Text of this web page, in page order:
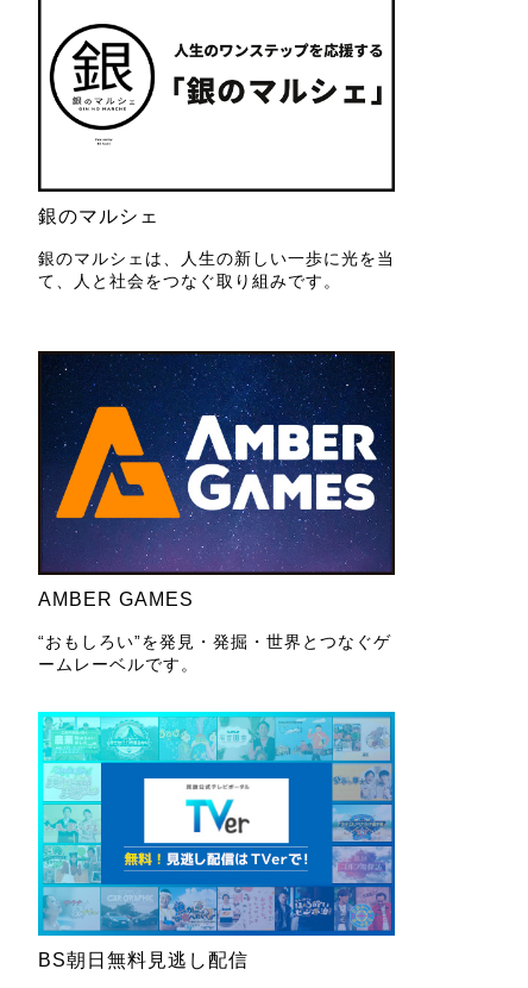
銀のマルシェ
銀のマルシェは、人生の新しい一歩に光を当
て、人と社会をつなぐ取り組みです。
AMBER GAMES
“おもしろい”を発見・発掘・世界とつなぐゲ
ームレーベルです。
BS朝日無料見逃し配信